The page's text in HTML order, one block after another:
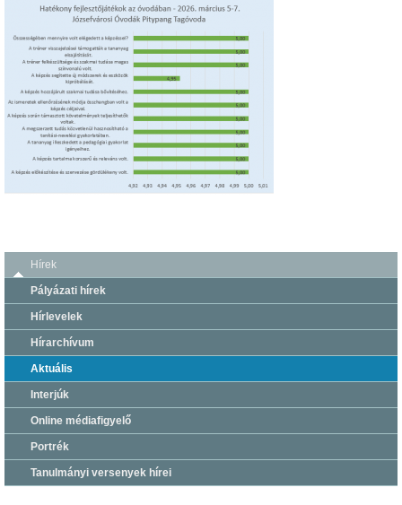
Hírek
Pályázati hírek
Hírlevelek
Hírarchívum
Aktuális
Interjúk
Online médiafigyelő
Portrék
Tanulmányi versenyek hírei